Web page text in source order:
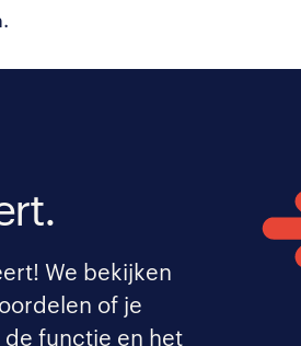
We bekijken
of je
functie en het